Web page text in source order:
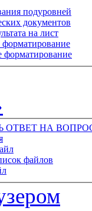
подуровней
документов
на лист
форматирование
ОТВЕТ НА
файлов